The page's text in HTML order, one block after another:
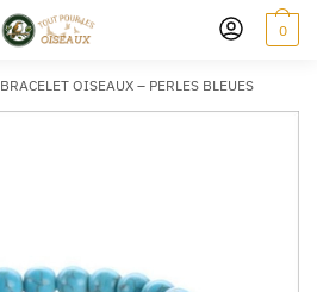
0
BRACELET OISEAUX – PERLES BLEUES